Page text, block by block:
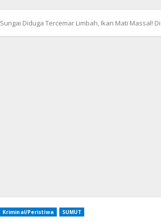
Sungai Diduga Tercemar Limbah, Ikan Mati Massal!
Kriminal/Peristiwa SUMUT